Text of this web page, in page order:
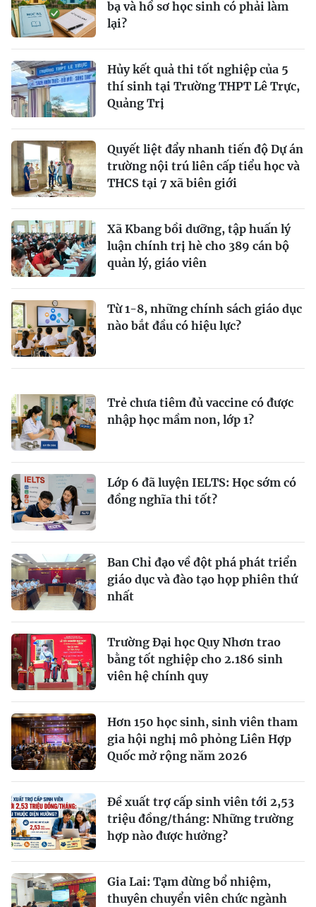
bạ và hồ sơ học sinh có phải làm
lại?
Hủy kết quả thi tốt nghiệp của 5
thí sinh tại Trường THPT Lê Trực,
Quảng Trị
Quyết liệt đẩy nhanh tiến độ Dự án
trường nội trú liên cấp tiểu học và
THCS tại 7 xã biên giới
Xã Kbang bồi dưỡng, tập huấn lý
luận chính trị hè cho 389 cán bộ
quản lý, giáo viên
Từ 1-8, những chính sách giáo dục
nào bắt đầu có hiệu lực?
Trẻ chưa tiêm đủ vaccine có được
nhập học mầm non, lớp 1?
Lớp 6 đã luyện IELTS: Học sớm có
đồng nghĩa thi tốt?
Ban Chỉ đạo về đột phá phát triển
giáo dục và đào tạo họp phiên thứ
nhất
Trường Đại học Quy Nhơn trao
bằng tốt nghiệp cho 2.186 sinh
viên hệ chính quy
Hơn 150 học sinh, sinh viên tham
gia hội nghị mô phỏng Liên Hợp
Quốc mở rộng năm 2026
Đề xuất trợ cấp sinh viên tới 2,53
triệu đồng/tháng: Những trường
hợp nào được hưởng?
Gia Lai: Tạm dừng bổ nhiệm,
thuyên chuyển viên chức ngành